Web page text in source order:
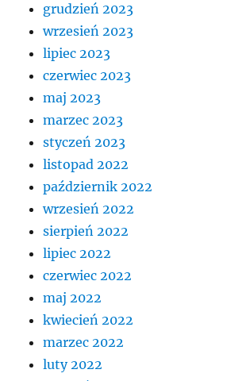
grudzień 2023
wrzesień 2023
lipiec 2023
czerwiec 2023
maj 2023
marzec 2023
styczeń 2023
listopad 2022
październik 2022
wrzesień 2022
sierpień 2022
lipiec 2022
czerwiec 2022
maj 2022
kwiecień 2022
marzec 2022
luty 2022